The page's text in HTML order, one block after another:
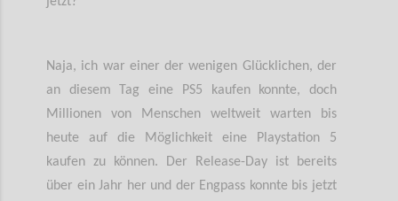
Naja, ich war einer der wenigen Glücklichen, der
an diesem Tag eine PS5 kaufen konnte, doch
Millionen von Menschen weltweit warten bis
heute auf die Möglichkeit eine Playstation 5
kaufen zu können. Der Release-Day ist bereits
über ein Jahr her und der Engpass konnte bis jetzt